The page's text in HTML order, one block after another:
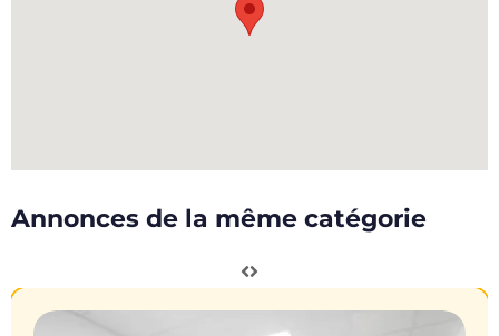
Annonces de la même catégorie